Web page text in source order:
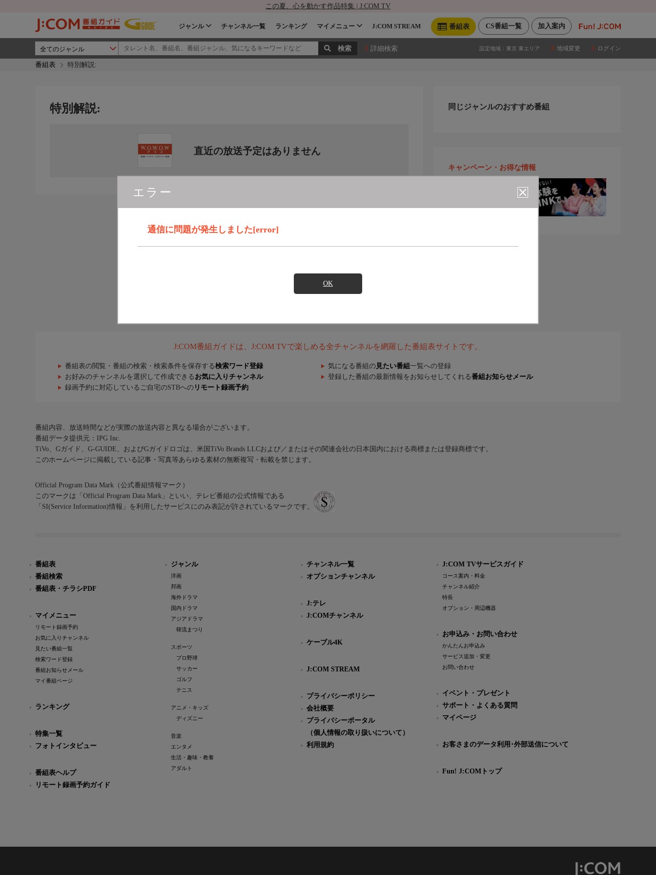
この夏、心を動かす作品特集 | J:COM TV
加入案内
CS番組一覧
番組表
ジャンル チャンネル一覧 ランキング マイメニュー J:COM STREAM
詳細検索 設定地域： 東京 東エリア 地域変更 ログイン
番組表 特別解説:
エラー
通信に問題が発生しました[error]
OK
特別解説:
直近の放送予定はありません
同じジャンルのおすすめ番組
キャンペーン・お得な情報
J:COM番組ガイドは、J:COM TVで楽しめる全チャンネルを網羅した番組表サイトです。
番組表の閲覧・番組の検索・検索条件を保存する検索ワード登録 気になる番組の 見たい番組 一覧への登録
お好みのチャンネルを選択して作成できる お気に入りチャンネル 登録した番組の最新情報をお知らせしてくれる番組お知らせメール
録画予約に対応しているご自宅のSTBへの リモート録画予約
番組内容、放送時間などが実際の放送内容と異なる場合がございます。
番組データ提供元：IPG Inc.
TiVo、Gガイド、G-GUIDE、およびGガイドロゴは、米国TiVo Brands LLCおよび／またはその関連会社の日本国内における商標または登録商標です。
このホームページに掲載している記事・写真等あらゆる素材の無断複写・転載を禁じます。
Official Program Data Mark（公式番組情報マーク）
このマークは「Official Program Data Mark」といい、テレビ番組の公式情報である
「SI(Service Information)情報」を利用したサービスにのみ表記が許されているマークです。
番組表
番組検索
番組表・チラシPDF
マイメニュー
リモート録画予約
お気に入りチャンネル
見たい番組一覧
検索ワード登録
番組お知らせメール
マイ番組ページ
ランキング
特集一覧
フォトインタビュー
番組表ヘルプ
リモート録画予約ガイド
ジャンル
洋画
邦画
海外ドラマ
国内ドラマ
アジアドラマ
韓流まつり
スポーツ
プロ野球
サッカー
ゴルフ
テニス
アニメ・キッズ
ディズニー
音楽
エンタメ
生活・趣味・教養
アダルト
チャンネル一覧
オプションチャンネル
J:テレ
J:COMチャンネル
ケーブル4K
J:COM STREAM
プライバシーポリシー
会社概要
プライバシーポータル
（個人情報の取り扱いについて）
利用規約
J:COM TVサービスガイド
コース案内・料金
チャンネル紹介
特長
オプション・周辺機器
お申込み・お問い合わせ
かんたんお申込み
サービス追加・変更
お問い合わせ
イベント・プレゼント
サポート・よくある質問
マイページ
お客さまのデータ利用･外部送信について
Fun! J:COMトップ